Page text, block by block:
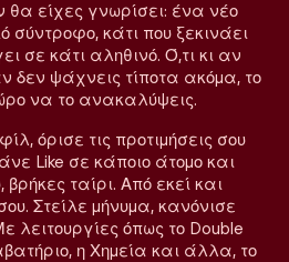
θα είχες γνωρίσει: ένα νέο
σύντροφο, κάτι που ξεκινάει
σε κάτι αληθινό. Ό,τι κι αν
δεν ψάχνεις τίποτα ακόμα, το
να το ανακαλύψεις.
όρισε τις προτιμήσεις σου
Like σε κάποιο άτομο και
ταίρι. Από εκεί και
Στείλε μήνυμα, κανόνισε
λειτουργίες όπως το Double
η Χημεία και άλλα, το